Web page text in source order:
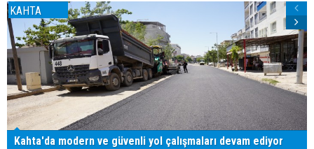
KAHTA
Kahta'da modern ve güvenli yol çalışmaları devam ediyor